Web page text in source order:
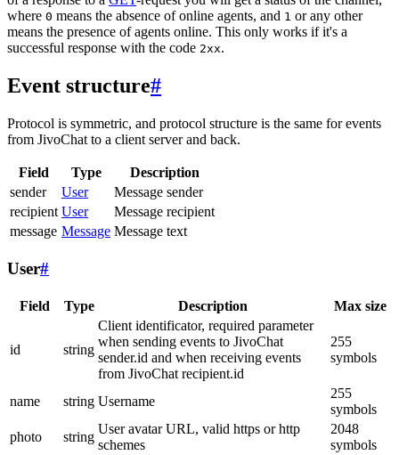
where 0 means the absence of online agents, and 1 or any other
means the presence of agents online. This only works if it's a
successful response with the code 2xx.
Event structure#
Protocol is symmetric, and protocol structure is the same for events
from JivoChat to a client server and back.
Field Type
Description
sender
User
Message sender
recipient User
Message recipient
message Message Message text
User#
Field Type Description Max size
id string
Client identificator, required parameter
when sending events to JivoChat
sender.id and when receiving events
from JivoChat recipient.id
255
symbols
name string Username
255
symbols
photo
string
User avatar URL, valid https or http
schemes
2048
symbols